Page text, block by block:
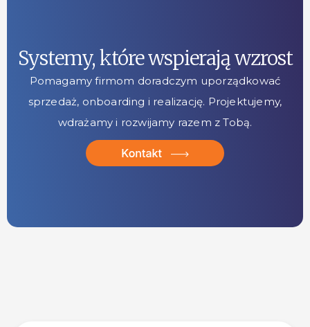
Systemy, które wspierają wzrost
Pomagamy firmom doradczym uporządkować
sprzedaż, onboarding i realizację. Projektujemy,
wdrażamy i rozwijamy razem z Tobą.